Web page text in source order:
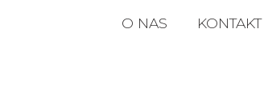
O NAS KONTAKT